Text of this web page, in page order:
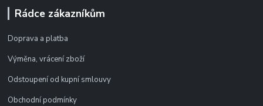
Rádce zákazníkům
Doprava a platba
Výměna, vrácení zboží
Odstoupení od kupní smlouvy
Obchodní podmínky